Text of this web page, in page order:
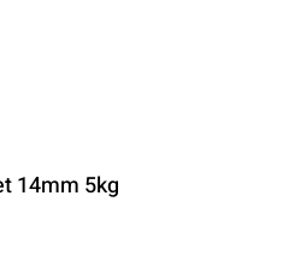
14mm 5kg